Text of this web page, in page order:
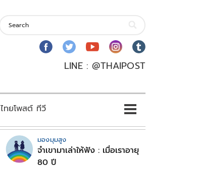
LINE : @THAIPOST
ไทยโพสต์ ทีวี
มองมุมสูง
จำเขามาเล่าให้ฟัง : เมื่อเราอายุ
80 ปี